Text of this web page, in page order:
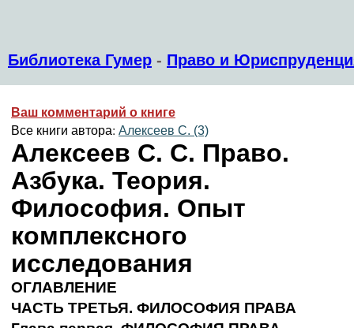
Библиотека Гумер - Право и
Ваш комментарий о книге
Все книги автора: Алексеев С. (3)
Алексеев С. С. Право.
Азбука. Теория.
Философия. Опыт
комплексного
исследования
ОГЛАВЛЕНИЕ
ЧАСТЬ ТРЕТЬЯ. ФИЛОСОФИЯ ПРАВА